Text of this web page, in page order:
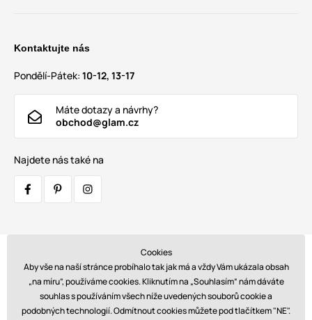
Kontaktujte nás
Pondělí-Pátek: 10-12, 13-17
Máte dotazy a návrhy?
obchod@glam.cz
Najdete nás také na
Cookies
Aby vše na naší stránce probíhalo tak jak má a vždy Vám ukázala obsah
„na míru”, používáme cookies. Kliknutím na „Souhlasím“ nám dáváte
souhlas s používáním všech níže uvedených souborů cookie a
podobných technologií. Odmítnout cookies můžete pod tlačítkem "NE".